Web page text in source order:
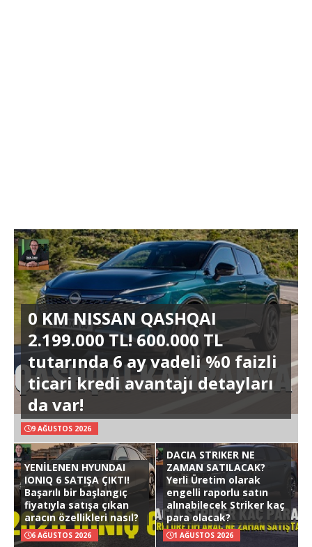
0 KM NISSAN QASHQAI
2.199.000 TL! 600.000 TL
tutarında 6 ay vadeli %0 faizli
ticari kredi avantajı detayları
da var!
9 AĞUSTOS 2026
YENİLENEN HYUNDAI
IONIQ 6 SATIŞA ÇIKTI!
Başarılı bir başlangıç
fiyatıyla satışa çıkan
aracın özellikleri nasıl?
6 AĞUSTOS 2026
DACIA STRIKER NE
ZAMAN SATILACAK?
Yerli Üretim olarak
engelli raporlu satın
alınabilecek Striker kaç
para olacak?
1 AĞUSTOS 2026